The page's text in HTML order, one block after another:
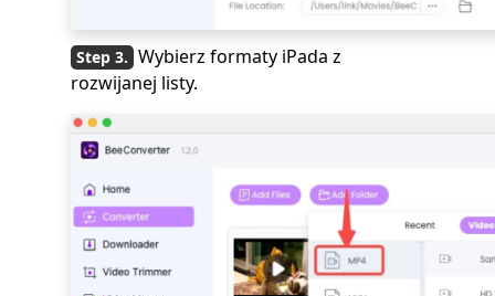
Wybierz formaty iPada z
rozwijanej listy.